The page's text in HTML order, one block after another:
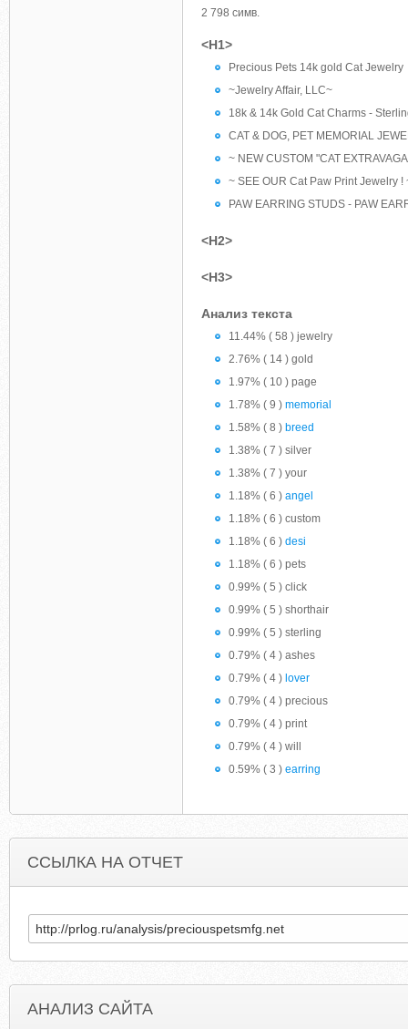
2 798 симв.
<H1>
Precious Pets 14k gold Cat Jewelry
~Jewelry Affair, LLC~
18k & 14k Gold Cat Charms -
CAT & DOG, PET MEMORIAL
~ NEW CUSTOM "CAT
~ SEE OUR Cat Paw Print Jewelry !
PAW EARRING STUDS - PAW
<H2>
<H3>
Анализ текста
11.44% ( 58 ) jewelry
2.76% ( 14 ) gold
1.97% ( 10 ) page
1.78% ( 9 ) memorial
1.58% ( 8 ) breed
1.38% ( 7 ) silver
1.38% ( 7 ) your
1.18% ( 6 ) angel
1.18% ( 6 ) custom
1.18% ( 6 ) desi
1.18% ( 6 ) pets
0.99% ( 5 ) click
0.99% ( 5 ) shorthair
0.99% ( 5 ) sterling
0.79% ( 4 ) ashes
0.79% ( 4 ) lover
0.79% ( 4 ) precious
0.79% ( 4 ) print
0.79% ( 4 ) will
0.59% ( 3 ) earring
ССЫЛКА НА ОТЧЕТ
АНАЛИЗ САЙТА